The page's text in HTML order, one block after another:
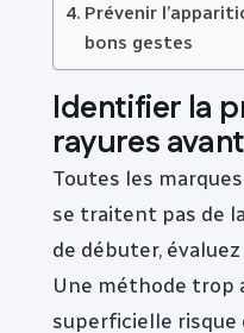
Prévenir
bons gestes
Identifier la
rayures
Toutes les
se traitent pas de
de débuter,
Une méthode trop
superficielle risque